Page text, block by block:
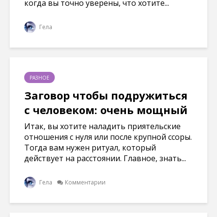
когда вы точно уверены, что хотите...
Гела
РАЗНОЕ
Заговор чтобы подружиться
с человеком: очень мощный
Итак, вы хотите наладить приятельские
отношения с нуля или после крупной ссоры.
Тогда вам нужен ритуал, который
действует на расстоянии. Главное, знать...
Гела Комментарии